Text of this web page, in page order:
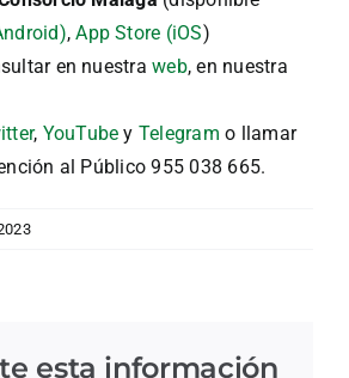
,App Store (iOS)
en nuestraweb, en nuestra
, YouTube y Telegramo llamar
al Público 955 038 665.
esta información